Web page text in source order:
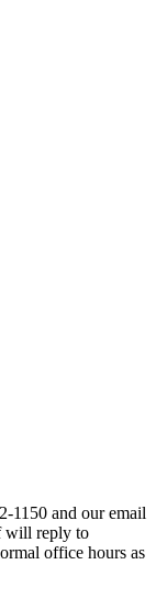
1150 and our email
will reply to
office hours as